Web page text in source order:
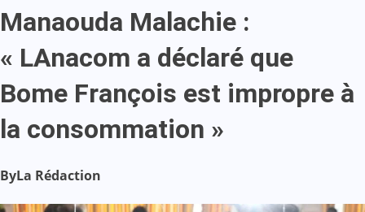
Manaouda Malachie :
« LAnacom a déclaré que
Bome François est impropre à
la consommation »
ByLa Rédaction